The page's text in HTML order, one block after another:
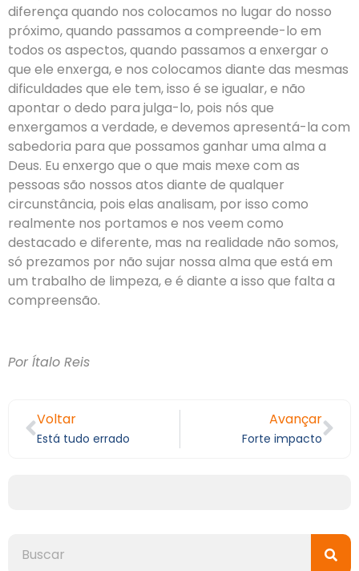
diferença quando nos colocamos no lugar do nosso
próximo, quando passamos a compreende-lo em
todos os aspectos, quando passamos a enxergar o
que ele enxerga, e nos colocamos diante das mesmas
dificuldades que ele tem, isso é se igualar, e não
apontar o dedo para julga-lo, pois nós que
enxergamos a verdade, e devemos apresentá-la com
sabedoria para que possamos ganhar uma alma a
Deus. Eu enxergo que o que mais mexe com as
pessoas são nossos atos diante de qualquer
circunstância, pois elas analisam, por isso como
realmente nos portamos e nos veem como
destacado e diferente, mas na realidade não somos,
só prezamos por não sujar nossa alma que está em
um trabalho de limpeza, e é diante a isso que falta a
compreensão.
Por Ítalo Reis
Voltar
Está tudo errado
Avançar
Forte impacto